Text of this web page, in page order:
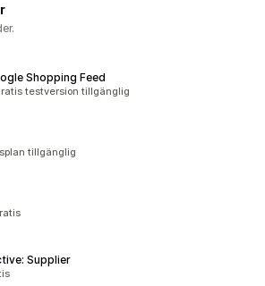
Shopping Feed
totalttestversion tillgänglig
tillgänglig
totalt
Supplier